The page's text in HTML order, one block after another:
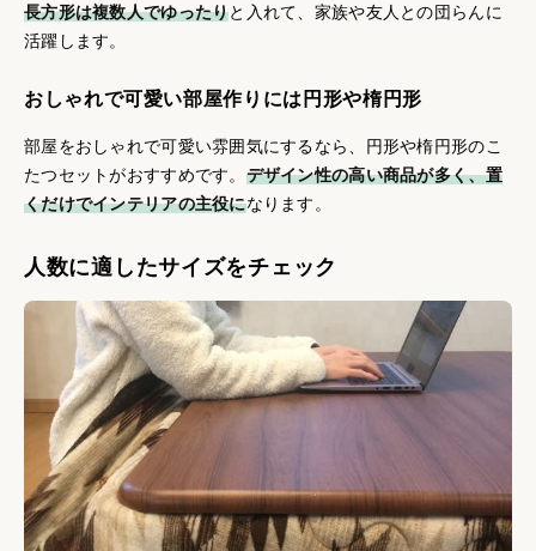
長方形は複数人でゆったりと入れて、家族や友人との団らんに
活躍します。
おしゃれで可愛い部屋作りには円形や楕円形
部屋をおしゃれで可愛い雰囲気にするなら、円形や楕円形のこ
たつセットがおすすめです。 デザイン性の高い商品が多く、置
くだけでインテリアの主役になります。
人数に適したサイズをチェック